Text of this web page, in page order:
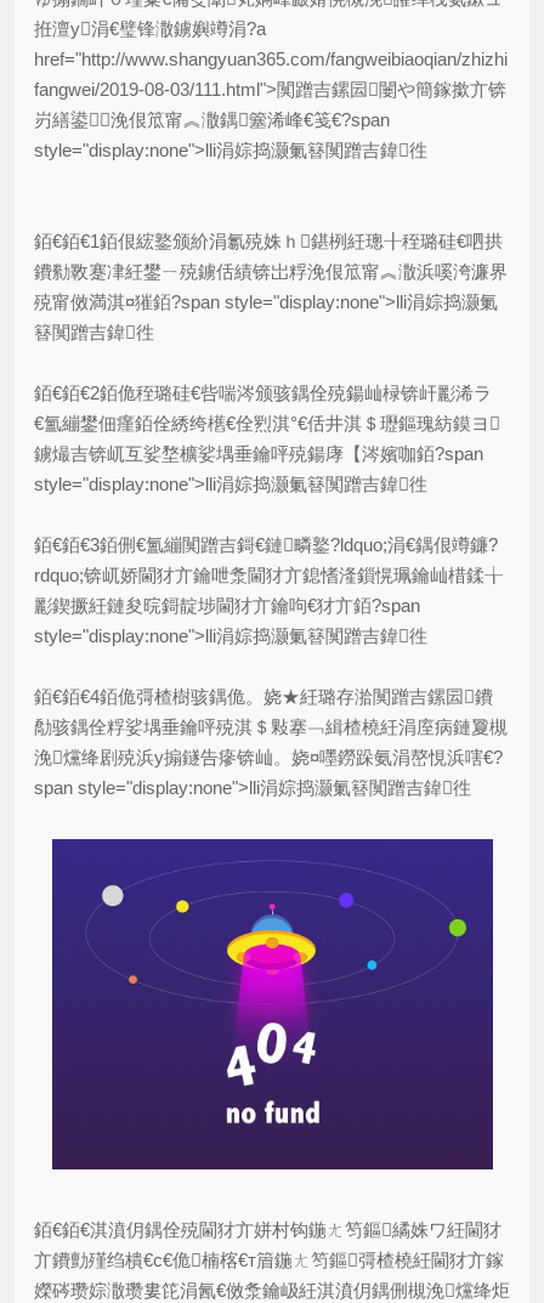
拰澶у涓€璧锋潵鐪嬩竴涓?a
href="http://www.shangyuan365.com/fangweibiaoqian/zhizhi
fangwei/2019-08-03/111.html">闃蹭吉鏍囩闄や簡鎵撳亣锛
岃繕鍙浼佷笟甯︽潵鍝簺浠峰€笺€?span
style="display:none">lli涓婃捣灏氭簮闃蹭吉鍏徃
銆€銆€1銆佷綋鐜颁紒涓氱殑姝ｈ鍖栵紝璁╂秷璐硅€呬拱
鐨勬斁蹇冿紝鐢ㄧ殑鐪佸績锛岀粰浼佷笟甯︽潵浜嗘洿濂界
殑甯傚満淇¤獕銆?span style="display:none">lli涓婃捣灏氭
簮闃蹭吉鍏徃
銆€銆€2銆佹秷璐硅€呰喘涔颁骇鍝佺殑鍚屾椂锛屽彲浠ラ
€氳繃鐢佃瘽銆佺綉绔欍€佺煭淇°€佸井淇＄瓑鏂瑰紡鏌ヨ
鐪熶吉锛屼互娑堥櫎娑堣垂鑰呯殑鍚庨【涔嬪咖銆?span
style="display:none">lli涓婃捣灏氭簮闃蹭吉鍏徃
銆€銆€3銆侀€氳繃闃蹭吉鎶€鏈疄鐜?ldquo;涓€鍝佷竴鐮?
rdquo;锛屼娇閫犲亣鑰呭洜閫犲亣鎴愭湰鎻愰珮鑰屾棤鍒╁
彲鍥撅紝鏈夋晥鎶靛埗閫犲亣鑰呴€犲亣銆?span
style="display:none">lli涓婃捣灏氭簮闃蹭吉鍏徃
銆€銆€4銆佹彁楂樹骇鍝佹。娆★紝璐存湁闃蹭吉鏍囩鐨
勪骇鍝佺粰娑堣垂鑰呯殑淇＄敤搴﹁緝楂橈紝涓庢病鏈夐槻
浼爣绛剧殑浜у搧鐩告瘮锛屾。娆¤嚜鐒跺氨涓嶅悓浜嗐€?
span style="display:none">lli涓婃捣灏氭簮闃蹭吉鍏徃
銆€銆€淇濆仴鍝佺殑閫犲亣姘村钩鍦ㄤ笉鏂繘姝ワ紝閫犲
亣鐨勯殣绉樻€с€佹楠楁€т篃鍦ㄤ笉鏂彁楂橈紝閫犲亣鎵
嬫硶瓒婃潵瓒婁笓涓氥€傚洜鑰岋紝淇濆仴鍝侀槻浼爣绛炬